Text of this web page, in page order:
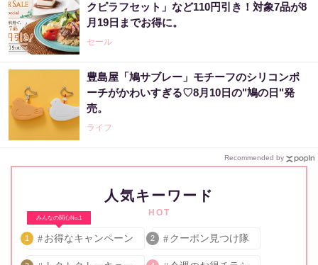
クピラフセット」など110円引き！対象7品が8
月19日までお得に。
セール
豊島屋「鳩サブレー」モチーフのシリコンポ
ーチがかわいすぎる♡8月10日の"鳩の日"発
売。
ライフ
Recommended by
人気キーワード
HOT
みんなの関心No.1
1 お得なキャンペーン 2 クーポン見つけ隊